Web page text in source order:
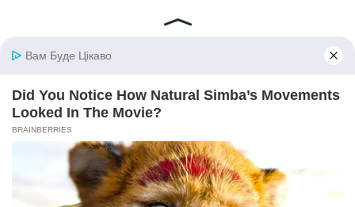
© 2026 iBilingua
Політика конфіденційності та умови користування
сайтом (Privacy Policy)